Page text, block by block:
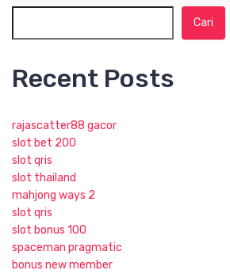
Cari
Recent Posts
rajascatter88 gacor
slot bet 200
slot qris
slot thailand
mahjong ways 2
slot qris
slot bonus 100
spaceman pragmatic
bonus new member